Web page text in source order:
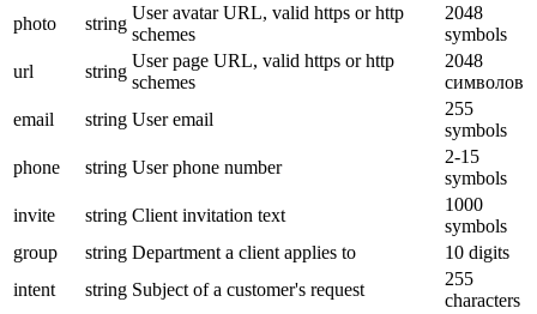
photo
string
User avatar URL, valid https or http
schemes
2048
symbols
url
string
User page URL, valid https or http
schemes
2048
символов
email
string User email
255
symbols
phone
string User phone number
2-15
symbols
invite
string Client invitation text
1000
symbols
group
string Department a client applies to
10 digits
intent
string Subject of a customer's request
255
characters